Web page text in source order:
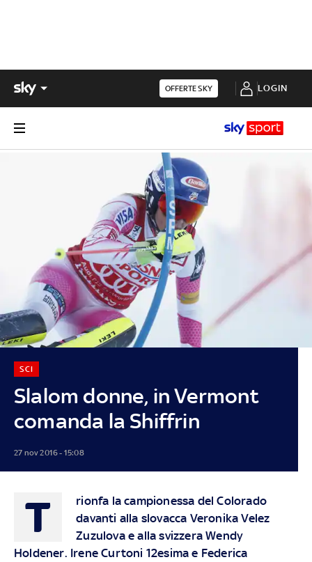
OFFERTE SKY LOGIN
Slalom donne, in Vermont
comanda la Shiffrin
SCI
27 nov 2016 - 15:08
T
rionfa la campionessa del Colorado
davanti alla slovacca Veronika Velez
Zuzulova e alla svizzera Wendy
Holdener. Irene Curtoni 12esima e Federica